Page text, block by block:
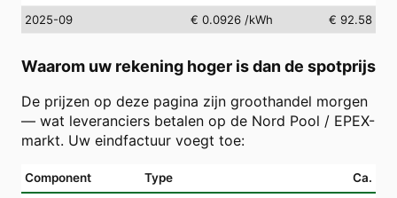
2025-09
€ 0.0926 /kWh € 92.58
Waarom uw rekening hoger is dan de spotprijs
De prijzen op deze pagina zijn groothandel morgen
— wat leveranciers betalen op de Nord Pool / EPEX-
markt. Uw eindfactuur voegt toe:
Component Type Ca.